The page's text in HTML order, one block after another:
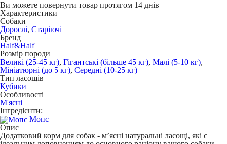
Ви можете повернути товар протягом 14 днів
Характеристики
Собаки
Дорослі, Старіючі
Бренд
Half&Half
Розмір породи
Великі (25-45 кг), Гігантські (більше 45 кг), Малі (5-10 кг),
Мініатюрні (до 5 кг), Середні (10-25 кг)
Тип ласощів
Кубики
Особливості
М'ясні
Інгредієнти:
Мопс
Опис
Додатковий корм для собак - м’ясні натуральні ласощі, які є